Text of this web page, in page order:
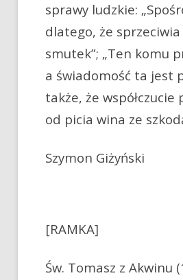
sprawy ludzkie:
dlatego, że sprzeciwia
smutek”; „Ten komu
a świadomość ta jest
także, że współczucie
od picia wina ze
Szymon Giżyński
[RAMKA]
Św. Tomasz z Akwinu